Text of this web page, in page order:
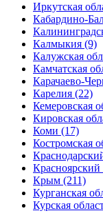
Иркутская
Кабардино-
Калмыкия (9)
Калужская
Камчатская
Карачаево-
Карелия (22)
Кемеровская
Кировская
Коми (17)
Костромская
Красноярский
Крым (211)
Курганская
Курская